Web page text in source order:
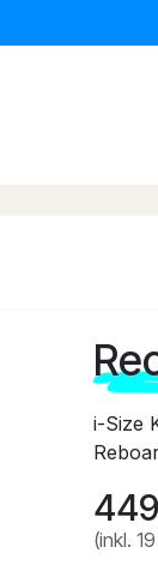
i-Size
(inkl.